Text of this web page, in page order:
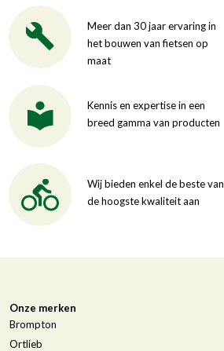
Meer dan 30 jaar ervaring in
het bouwen van fietsen op
maat
Kennis en expertise in een
breed gamma van producten
Wij bieden enkel de beste van
de hoogste kwaliteit aan
Onze merken
Brompton
Ortlieb